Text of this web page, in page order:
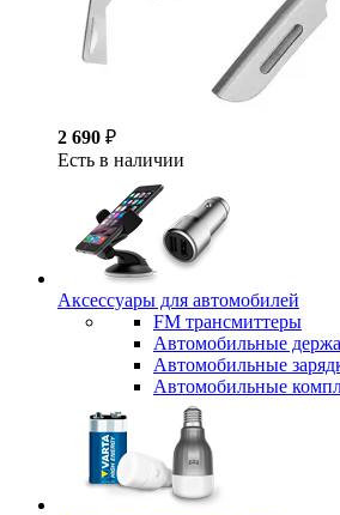
2 690 ₽
Есть в наличии
Аксессуары для автомобилей
FM трансмиттеры
Автомобильные
Автомобильные
Автомобильные